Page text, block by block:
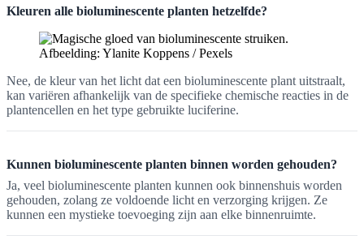
Kleuren alle bioluminescente planten hetzelfde?
Afbeelding: Ylanite Koppens / Pexels
Nee, de kleur van het licht dat een bioluminescente plant uitstraalt,
kan variëren afhankelijk van de specifieke chemische reacties in de
plantencellen en het type gebruikte luciferine.
Kunnen bioluminescente planten binnen worden gehouden?
Ja, veel bioluminescente planten kunnen ook binnenshuis worden
gehouden, zolang ze voldoende licht en verzorging krijgen. Ze
kunnen een mystieke toevoeging zijn aan elke binnenruimte.